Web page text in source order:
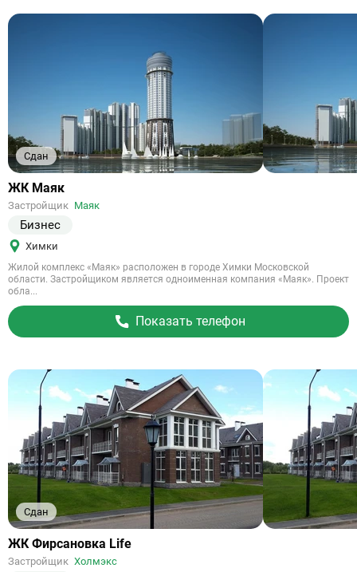
Сдан
Ссылка
объект
ЖК Маяк
Застройщик Маяк
Бизнес
Химки
Жилой комплекс «Маяк» расположен в городе Химки Московской
области. Застройщиком является одноименная компания «Маяк». Проект
обла...
Показать телефон
Сдан
Ссылка
объект
ЖК Фирсановка Life
Застройщик Холмэкс